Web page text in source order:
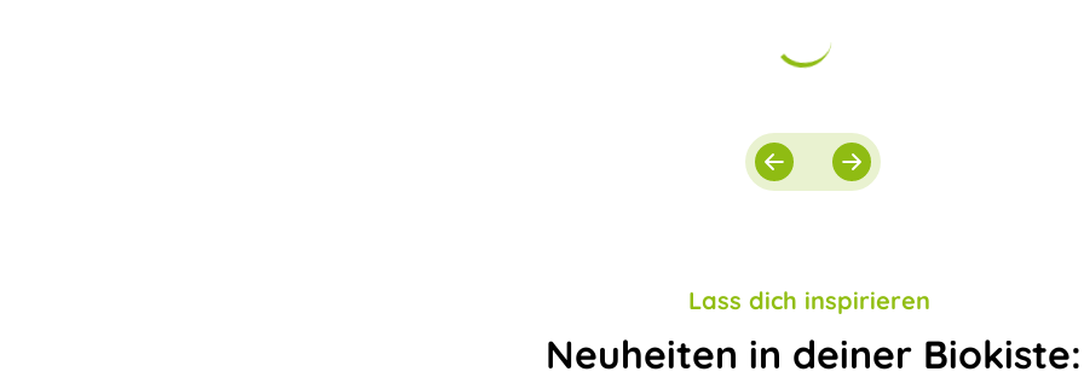
Lass dich inspirieren
Neuheiten in deiner Biokiste: